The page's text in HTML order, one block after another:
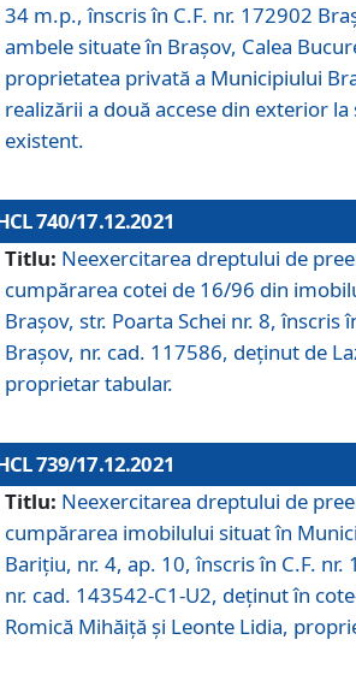
34 m.p., înscris în C.F. nr. 172902
ambele situate în Brașov, Calea
proprietatea privată a Municipiului
realizării a două accese din exterior
existent.
740/17.12.2021
Titlu: Neexercitarea dreptului de
cumpărarea cotei de 16/96 din
Braşov, str. Poarta Schei nr. 8, înscris
Brașov, nr. cad. 117586, deținut de
proprietar tabular.
739/17.12.2021
Titlu: Neexercitarea dreptului de
cumpărarea imobilului situat în
Barițiu, nr. 4, ap. 10, înscris în C.F. nr.
nr. cad. 143542-C1-U2, deținut în
Romică Mihăiță și Leonte Lidia,